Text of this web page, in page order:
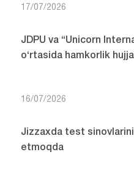
17/07/2026
JDPU va “Unicorn
o‘rtasida hamkorlik
16/07/2026
Jizzaxda test
etmoqda